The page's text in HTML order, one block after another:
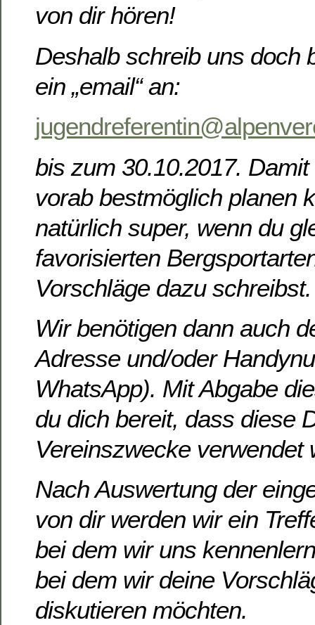
von dir hören!
Deshalb schreib uns doch
ein „email“ an:
bis zum 30.10.2017.
vorab bestmöglich planen
natürlich super, wenn du
favorisierten
Vorschläge dazu schreibst.
Wir benötigen dann auch
Adresse und/oder
WhatsApp). Mit Abgabe
du dich bereit, dass diese
Vereinszwecke verwendet
Nach Auswertung der
von dir werden wir ein
bei dem wir uns
bei dem wir deine
diskutieren möchten.